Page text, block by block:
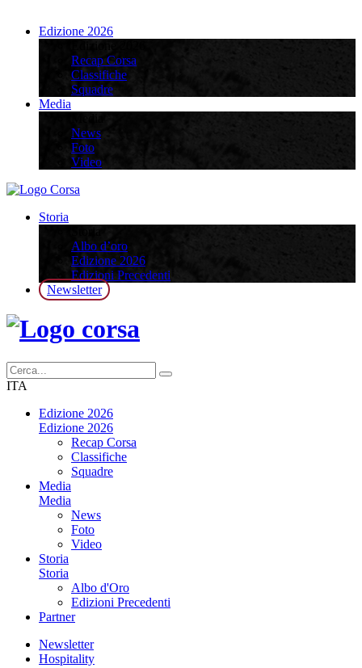
Edizione 2026
Recap Corsa
Classifiche
Squadre
Media
News
Foto
Video
Storia
Albo d’oro
Edizione 2026
Edizioni Precedenti
Newsletter
ITA
Edizione 2026
Edizione 2026
Recap Corsa
Classifiche
Squadre
Media
Media
News
Foto
Video
Storia
Storia
Albo d'Oro
Edizioni Precedenti
Partner
Newsletter
Hospitality